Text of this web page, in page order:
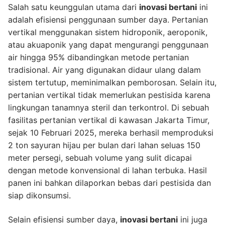
Salah satu keunggulan utama dari inovasi bertani ini
adalah efisiensi penggunaan sumber daya. Pertanian
vertikal menggunakan sistem hidroponik, aeroponik,
atau akuaponik yang dapat mengurangi penggunaan
air hingga 95% dibandingkan metode pertanian
tradisional. Air yang digunakan didaur ulang dalam
sistem tertutup, meminimalkan pemborosan. Selain itu,
pertanian vertikal tidak memerlukan pestisida karena
lingkungan tanamnya steril dan terkontrol. Di sebuah
fasilitas pertanian vertikal di kawasan Jakarta Timur,
sejak 10 Februari 2025, mereka berhasil memproduksi
2 ton sayuran hijau per bulan dari lahan seluas 150
meter persegi, sebuah volume yang sulit dicapai
dengan metode konvensional di lahan terbuka. Hasil
panen ini bahkan dilaporkan bebas dari pestisida dan
siap dikonsumsi.
Selain efisiensi sumber daya, inovasi bertani ini juga